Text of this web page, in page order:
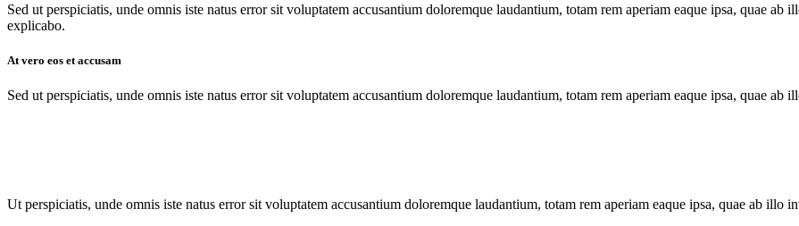
Sed ut perspiciatis, unde omnis iste natus error sit voluptatem accusantium doloremque laudantium, totam rem aperiam eaque ipsa, quae ab
explicabo.
At vero eos et accusam
Sed ut perspiciatis, unde omnis iste natus error sit voluptatem accusantium doloremque laudantium, totam rem aperiam eaque ipsa, quae ab
Ut perspiciatis, unde omnis iste natus error sit voluptatem accusantium doloremque laudantium, totam rem aperiam eaque ipsa, quae ab illo